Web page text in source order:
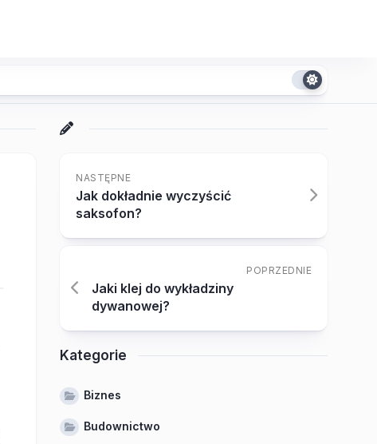
NASTĘPNE
Jak dokładnie wyczyścić
saksofon?
POPRZEDNIE
Jaki klej do wykładziny
dywanowej?
Kategorie
Biznes
Budownictwo